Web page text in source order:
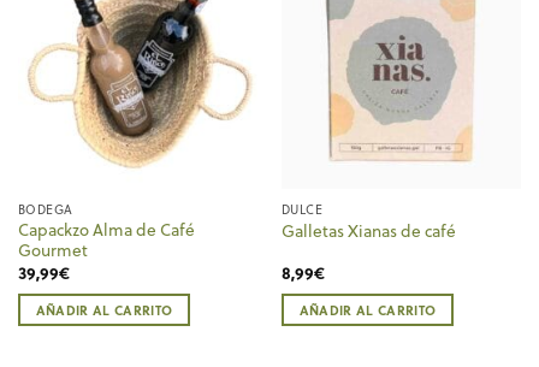
BODEGA
Capackzo Alma de Café
Gourmet
39,99€
AÑADIR AL CARRITO
DULCE
Galletas Xianas de café
8,99€
AÑADIR AL CARRITO